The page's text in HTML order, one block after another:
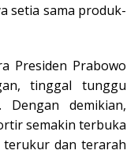
setia sama produk-
Presiden Prabowo
tinggal tunggu
Dengan demikian,
semakin terbuka
terukur dan terarah